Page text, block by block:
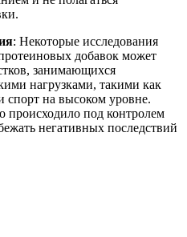
: Некоторые исследования
добавок может
занимающихся
нагрузками, такими как
спорт на высоком уровне.
происходило под контролем
негативных последствий